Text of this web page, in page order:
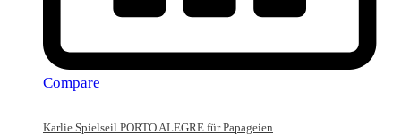
Compare
Karlie Spielseil PORTO ALEGRE für Papageien